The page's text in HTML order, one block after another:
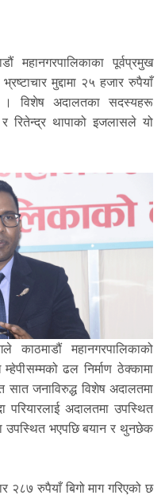
महानगरपालिकाका पूर्वप्रमुख
मुद्दामा २५ हजार रुपैयाँ
। विशेष अदालतका सदस्यहरू
र रितेन्द्र थापाको इजलासले यो
काठमाडौं महानगरपालिकाको
ढल निर्माण ठेक्कामा
सात जनाविरुद्ध विशेष अदालतमा
परियारलाई अदालतमा उपस्थित
उपस्थित भएपछि बयान र थुनछेक
२८७ रुपैयाँ बिगो माग गरिएको छ